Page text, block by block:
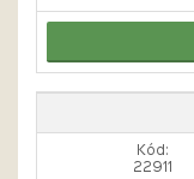
Kód:
22911